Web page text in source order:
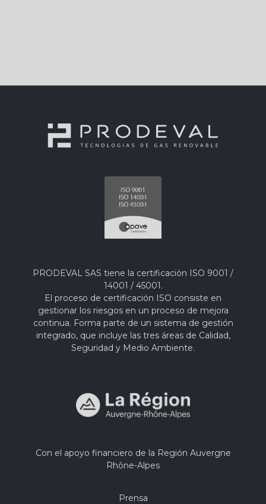
PRODEVAL SAS tiene la certificación ISO 9001 /
14001 / 45001.
El proceso de certificación ISO consiste en
gestionar los riesgos en un proceso de mejora
continua. Forma parte de un sistema de gestión
integrado, que incluye las tres áreas de Calidad,
Seguridad y Medio Ambiente.
Con el apoyo financiero de la Región Auvergne
Rhône-Alpes
Prensa